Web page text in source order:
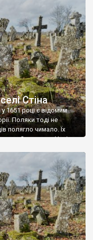
Стіна
1651 році є відомим
Поляки тоді не
полягло чимало. Їх
Замковим. Нині на
де епітафії стер […]